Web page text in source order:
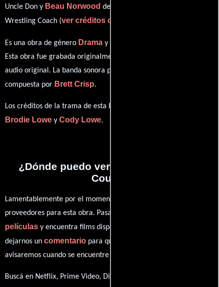
Uncle Don y Beau Norwood desempeñando el papel de
Wrestling Coach (ver créditos completos
Es una obra de género Drama y
Esta obra fue grabada originalmente con dialogos en
audio original. La banda sonora para esta producción ha sido
compuesta por Brett Crisp.
Los créditos de la trama de esta historia están divididos entre
Brodie Lowe y Cody Lowe.
¿Dónde puedo ver la películas Three
Count?
Lamentablemente por el momento no contamos con enlaces a
proveedores para esta obra. Pasa por nuestro catálogo de
películas y encuentra films disponibles. También puedes
dejarnos un comentario para que le demos prioridad y te
avisaremos cuando se encuentre disponible
Buscá en Netflix, Prime Video, Disney+